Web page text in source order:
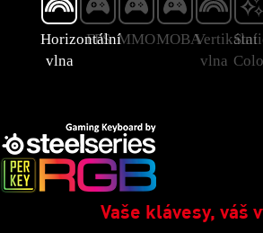
Horizontální
vlna
FPS MMOMOBAVertikální
vlna
Vaše klávesy, váš